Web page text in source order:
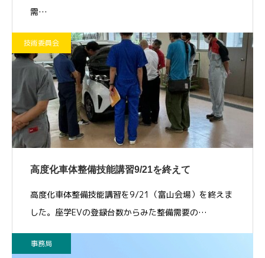
需…
技術委員会
高度化車体整備技能講習9/21を終えて
高度化車体整備技能講習を9/21（富山会場）を終えま
した。座学EVの登録台数からみた整備需要の…
事務局